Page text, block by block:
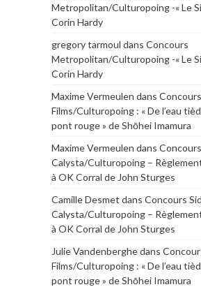
Metropolitan/Culturopoing -« Le
Corin Hardy
gregory tarmoul dans Concours
Metropolitan/Culturopoing -« Le
Corin Hardy
Maxime Vermeulen dans
Films/Culturopoing : « De l’eau
pont rouge » de Shōhei Imamura
Maxime Vermeulen dans
Calysta/Culturopoing –
à OK Corral de John Sturges
Camille Desmet dans Concours
Calysta/Culturopoing –
à OK Corral de John Sturges
Julie Vandenberghedans
Films/Culturopoing : « De l’eau
pont rouge » de Shōhei Imamura